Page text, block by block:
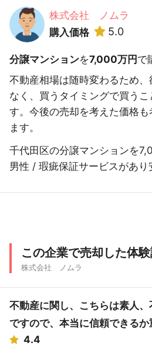
株式会社 ノムラ
購入価格
5.0
分譲マンションを7,000万円で
不動産相場は随時変わるため
なく、買うタイミングで買うこ
す。今後の売却を考えた価格
ます。
千代田区の分譲マンションを
男性 / 瑕疵保証サービスがあり
この企業で売却した体
株式会社 ノムラ
不動産に関し、こちらは素人
ですので、本当に信頼できるか
4.4